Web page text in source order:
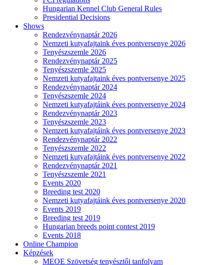
Hungarian Kennel Club General Rules
Presidential Decisions
Shows
Rendezvénynaptár 2026
Nemzeti kutyafajtaink éves pontversenye 2026
Tenyészszemle 2026
Rendezvénynaptár 2025
Tenyészszemle 2025
Nemzeti kutyafajtaink éves pontversenye 2025
Rendezvénynaptár 2024
Tenyészszemle 2024
Nemzeti kutyafajtáink éves pontversenye 2024
Rendezvénynaptár 2023
Tenyészszemle 2023
Nemzeti kutyafajtáink éves pontversenye 2023
Rendezvénynaptár 2022
Tenyészszemle 2022
Nemzeti kutyafajtáink éves pontversenye 2022
Rendezvénynaptár 2021
Tenyészszemle 2021
Events 2020
Breeding test 2020
Nemzeti kutyafajtáink éves pontversenye 2020
Events 2019
Breeding test 2019
Hungarian breeds point contest 2019
Events 2018
Online Champion
Képzések
MEOE Szövetség tenyésztői tanfolyam